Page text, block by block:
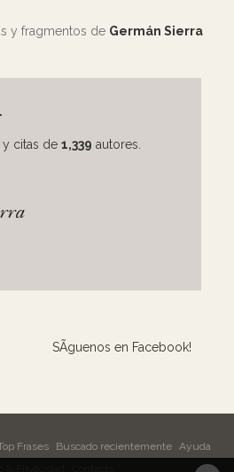
y fragmentos de Germán Sierra
y citas de 1,339 autores.
SÃ­guenos en Facebook!
Frases Buscado recientemente Ayuda